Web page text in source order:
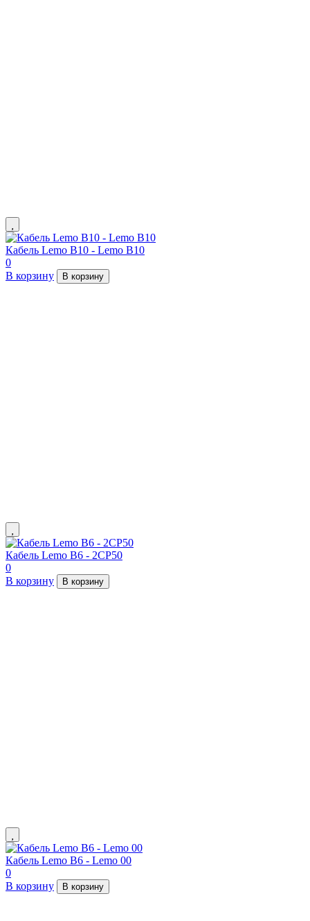
Кабель Lemo B10 - Lemo B10
0
В корзину
В корзину
Кабель Lemo B6 - 2СР50
0
В корзину
В корзину
Кабель Lemo B6 - Lemo 00
0
В корзину
В корзину